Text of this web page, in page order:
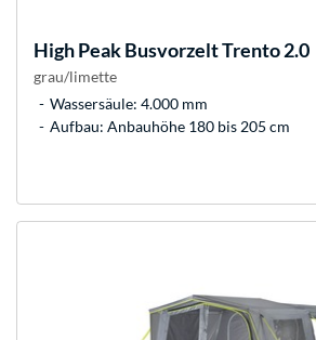
High PeakBusvorzelt Trento 2.0
grau/limette
Wassersäule: 4.000 mm
Aufbau: Anbauhöhe 180 bis 205 cm